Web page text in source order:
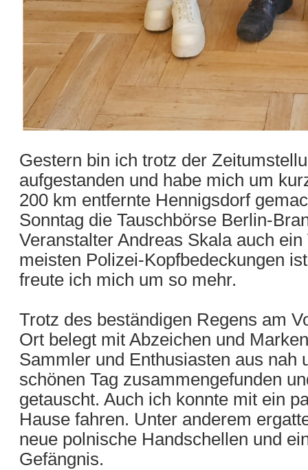
Gestern bin ich trotz der
aufgestanden und habe mich um
200 km entfernte Hennigsdorf
Sonntag die Tauschbörse Berlin-
Veranstalter Andreas Skala auch
meisten Polizei-Kopfbedeckungen
freute ich mich um so mehr.
Trotz des beständigen Regens am
Ort belegt mit Abzeichen und
Sammler und Enthusiasten aus nah
schönen Tag zusammengefunden
getauscht. Auch ich konnte mit ein
Hause fahren. Unter anderem
neue polnische Handschellen und
Gefängnis.